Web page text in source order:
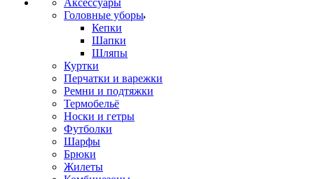
Аксессуары
Головные уборы
Кепки
Шапки
Шляпы
Куртки
Перчатки и варежки
Ремни и подтяжки
Термобельё
Носки и гетры
Футболки
Шарфы
Брюки
Жилеты